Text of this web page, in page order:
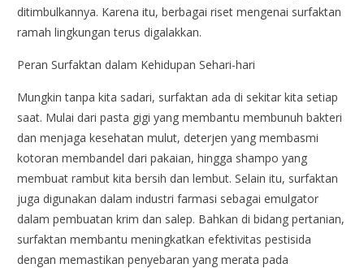
ditimbulkannya. Karena itu, berbagai riset mengenai surfaktan
ramah lingkungan terus digalakkan.
Peran Surfaktan dalam Kehidupan Sehari-hari
Mungkin tanpa kita sadari, surfaktan ada di sekitar kita setiap
saat. Mulai dari pasta gigi yang membantu membunuh bakteri
dan menjaga kesehatan mulut, deterjen yang membasmi
kotoran membandel dari pakaian, hingga shampo yang
membuat rambut kita bersih dan lembut. Selain itu, surfaktan
juga digunakan dalam industri farmasi sebagai emulgator
dalam pembuatan krim dan salep. Bahkan di bidang pertanian,
surfaktan membantu meningkatkan efektivitas pestisida
dengan memastikan penyebaran yang merata pada